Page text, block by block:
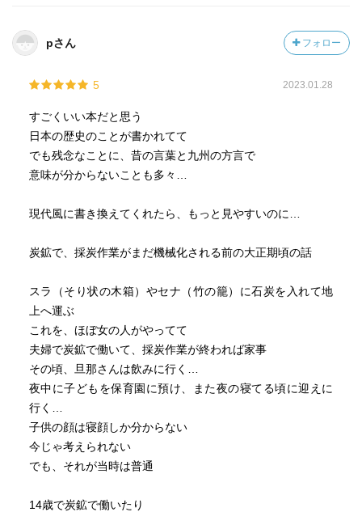
pさん フォロー
5 2023.01.28
すごくいい本だと思う
日本の歴史のことが書かれてて
でも残念なことに、昔の言葉と九州の方言で
意味が分からないことも多々…
現代風に書き換えてくれたら、もっと見やすいのに…
炭鉱で、採炭作業がまだ機械化される前の大正期頃の話
スラ（そり状の木箱）やセナ（竹の籠）に石炭を入れて地
上へ運ぶ
これを、ほぼ女の人がやってて
夫婦で炭鉱で働いて、採炭作業が終われば家事
その頃、旦那さんは飲みに行く…
夜中に子どもを保育園に預け、また夜の寝てる頃に迎えに
行く…
子供の顔は寝顔しか分からない
今じゃ考えられない
でも、それが当時は普通
14歳で炭鉱で働いたり